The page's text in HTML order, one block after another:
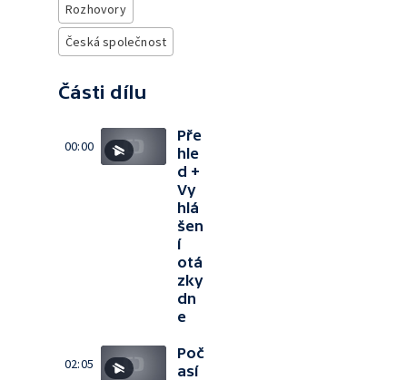
Rozhovory
Česká společnost
Části dílu
00:00
Pře
hle
d +
Vy
hlá
šen
í
otá
zky
dn
e
02:05
Poč
así